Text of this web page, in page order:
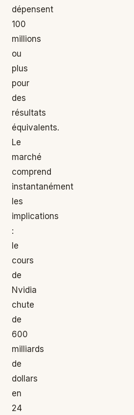
dépensent
100
millions
ou
plus
pour
des
résultats
équivalents.
Le
marché
comprend
instantanément
les
implications
:
le
cours
de
Nvidia
chute
de
600
milliards
de
dollars
en
24